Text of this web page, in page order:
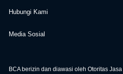
Hubungi Kami
Media Sosial
BCA berizin dan diawasi oleh Otoritas